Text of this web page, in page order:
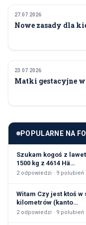
POLITYKA I GOSPODARKA
27.07.2026
Nowe zasady dla
POLITYKA I GOSPODARKA
23.07.2026
Matki gestacyjne
POPULARNE NA
Szukam kogoś z
1500 kg z 4614 Hä…
2odpowiedzi · 9 polubień
Witam Czy jest ktoś
kilometrów (kanto…
2odpowiedzi · 9 polubień